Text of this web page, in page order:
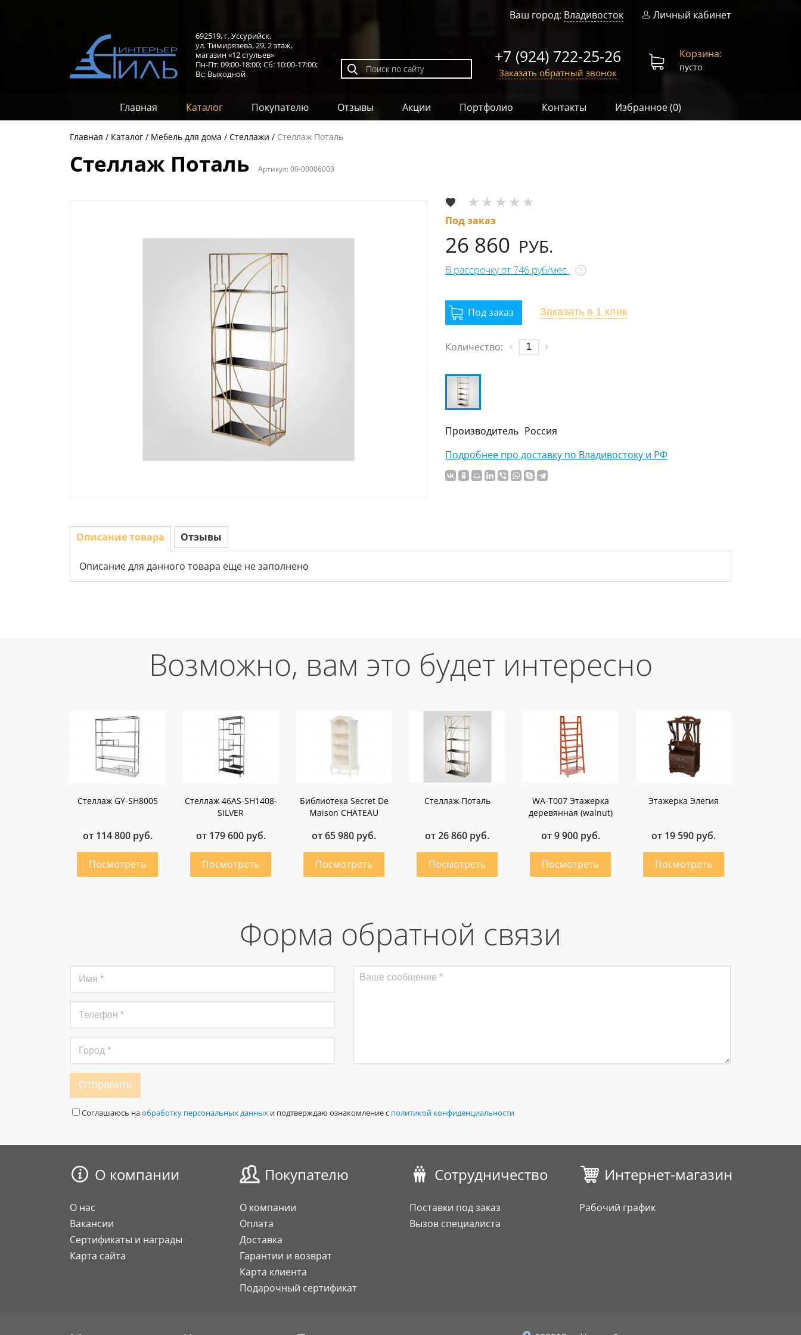
Ваш город: Владивосток Личный кабинет
692519, г. Уссурийск,
ул. Тимирязева, 29,2 этаж,
магазин «12 стульев»
Пн-Пт: 09:00-18:00;Сб: 10:00-17:00;
Вс: Выходной
+7 (924) 722-25-26
Заказать обратный звонок
Корзина:
пусто
Главная Каталог Покупателю Отзывы Акции Портфолио Контакты Избранное (0)
Главная Каталог Мебель для дома Стеллажи Стеллаж Поталь
Стеллаж Поталь Артикул:00-00006003
Под заказ
26 860 РУБ.
В рассрочку от 746 руб/мес ?
Заказать в 1 клик
Количество:
Производитель Россия
Подробнее про доставку по Владивостоку и РФ
Описание товара Отзывы
Описание для данного товара еще не заполнено
Возможно, вам это будет интересно
Стеллаж GY-SH8005
от 114 800 руб.
Стеллаж 46AS-SH1408-
SILVER
от 179 600 руб.
Библиотека Secret De
Maison CHATEAU
от 65 980 руб.
Стеллаж Поталь
от 26 860 руб.
WA-T007 Этажерка
деревянная (walnut)
от 9 900 руб.
Этажерка Элегия
от 19 590 руб.
Форма обратной связи
Отправить
Соглашаюсь наобработку персональных данных и подтверждаю ознакомление с политикой конфиденциальности
О компании
О нас
Вакансии
Сертификаты и награды
Карта сайта
Покупателю
О компании
Оплата
Доставка
Гарантии и возврат
Карта клиента
Подарочный сертификат
Сотрудничество
Поставки под заказ
Вызов специалиста
Интернет-магазин
Рабочий график